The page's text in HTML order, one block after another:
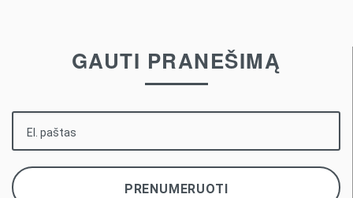
GAUTI PRANEŠIMĄ